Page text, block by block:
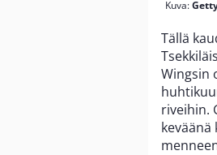
Kuva:
Tällä
Wingsin
riveihin.